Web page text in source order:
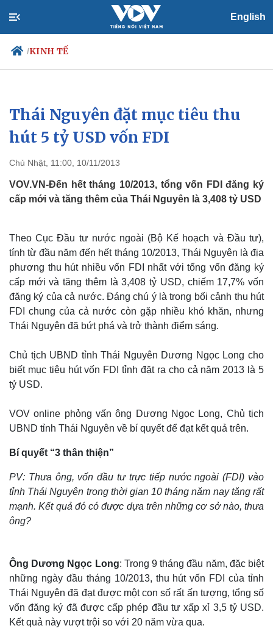
English
/KINH TẾ
Chính trị
Đảng
Tổ chức nhân sự
Nhận diện sự thật
Xã hội
Tin 24h
Dự báo thời tiết
Việc làm
Biển đảo
Thái Nguyên đặt mục tiêu thu
hút 5 tỷ USD vốn FDI
Chủ Nhật, 11:00, 10/11/2013
VOV.VN-Đến hết tháng 10/2013, tổng vốn FDI đăng ký
cấp mới và tăng thêm của Thái Nguyên là 3,408 tỷ USD
Theo Cục Đầu tư nước ngoài (Bộ Kế hoạch và Đầu tư),
tính từ đầu năm đến hết tháng 10/2013, Thái Nguyên là địa
phương thu hút nhiều vốn FDI nhất với tổng vốn đăng ký
cấp mới và tăng thêm là 3,408 tỷ USD, chiếm 17,7% vốn
đăng ký của cả nước. Đáng chú ý là trong bối cảnh thu hút
FDI chung của cả nước còn gặp nhiều khó khăn, nhưng
Thái Nguyên đã bứt phá và trở thành điểm sáng.
Chủ tịch UBND tỉnh Thái Nguyên Dương Ngọc Long cho
biết mục tiêu hút vốn FDI tỉnh đặt ra cho cả năm 2013 là 5
tỷ USD.
VOV online phỏng vấn ông Dương Ngọc Long, Chủ tịch
UBND tỉnh Thái Nguyên về bí quyết để đạt kết quả trên.
Bí quyết “3 thân thiện”
PV: Thưa ông, vốn đầu tư trực tiếp nước ngoài (FDI) vào
tỉnh Thái Nguyên trong thời gian 10 tháng năm nay tăng rất
mạnh. Kết quả đó có được dựa trên những cơ sở nào, thưa
ông?
Ông Dương Ngọc Long: Trong 9 tháng đầu năm, đặc biệt
những ngày đầu tháng 10/2013, thu hút vốn FDI của tỉnh
Thái Nguyên đã đạt được một con số rất ấn tượng, tổng số
vốn đăng ký đã được cấp phép đầu tư xấp xỉ 3,5 tỷ USD.
Kết quả này vượt trội so với 20 năm vừa qua.